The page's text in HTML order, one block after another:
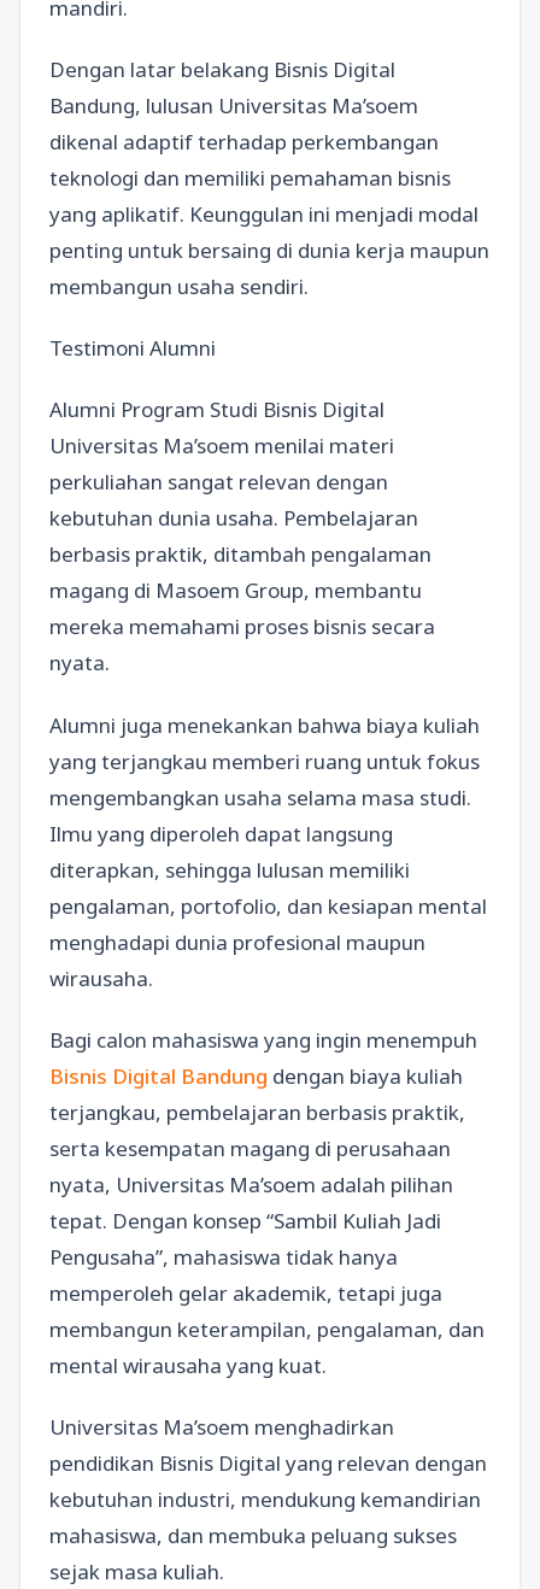
mandiri.
Dengan latar belakang Bisnis Digital
Bandung, lulusan Universitas Ma’soem
dikenal adaptif terhadap perkembangan
teknologi dan memiliki pemahaman bisnis
yang aplikatif. Keunggulan ini menjadi modal
penting untuk bersaing di dunia kerja maupun
membangun usaha sendiri.
Testimoni Alumni
Alumni Program Studi Bisnis Digital
Universitas Ma’soem menilai materi
perkuliahan sangat relevan dengan
kebutuhan dunia usaha. Pembelajaran
berbasis praktik, ditambah pengalaman
magang di Masoem Group, membantu
mereka memahami proses bisnis secara
nyata.
Alumni juga menekankan bahwa biaya kuliah
yang terjangkau memberi ruang untuk fokus
mengembangkan usaha selama masa studi.
Ilmu yang diperoleh dapat langsung
diterapkan, sehingga lulusan memiliki
pengalaman, portofolio, dan kesiapan mental
menghadapi dunia profesional maupun
wirausaha.
Bagi calon mahasiswa yang ingin menempuh
Bisnis Digital Bandung dengan biaya kuliah
terjangkau, pembelajaran berbasis praktik,
serta kesempatan magang di perusahaan
nyata, Universitas Ma’soem adalah pilihan
tepat. Dengan konsep “Sambil Kuliah Jadi
Pengusaha”, mahasiswa tidak hanya
memperoleh gelar akademik, tetapi juga
membangun keterampilan, pengalaman, dan
mental wirausaha yang kuat.
Universitas Ma’soem menghadirkan
pendidikan Bisnis Digital yang relevan dengan
kebutuhan industri, mendukung kemandirian
mahasiswa, dan membuka peluang sukses
sejak masa kuliah.